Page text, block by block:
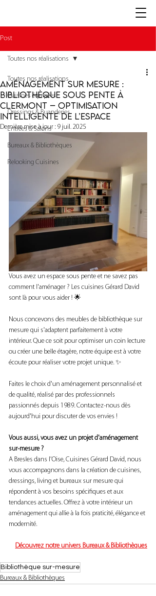
Post
Toutes nos réalisations
Cuisines équipées
Dressings & Buanderies
Entrées & Salons
Bureaux & Bibliothèques
Relooking Cuisines
Toutes nos réalisations
Aménagement sur mesure :
bibliothèque sous pente à
Clermont – Optimisation
intelligente de l’espace
Dernière mise à jour : 9 juil. 2025
Vous avez un espace sous pente et ne savez pas
comment l'aménager ? Les cuisines Gérard David
sont là pour vous aider ! 🌟
Nous concevons des meubles de bibliothèque sur
mesure qui s'adaptent parfaitement à votre
intérieur. Que ce soit pour optimiser un coin lecture
ou créer une belle étagère, notre équipe est à votre
écoute pour réaliser votre projet unique. ✨
Faites le choix d'un aménagement personnalisé et
de qualité, réalisé par des professionnels
passionnés depuis 1989. Contactez-nous dès
aujourd'hui pour discuter de vos envies !
Vous aussi, vous avez un projet d'aménagement
sur-mesure ?
A Bresles dans l'Oise, Cuisines Gérard David, nous
vous accompagnons dans la création de cuisines,
dressings, living et bureaux sur mesure qui
répondent à vos besoins spécifiques et aux
tendances actuelles. Offrez à votre intérieur un
aménagement qui allie à la fois praticité, élégance et
modernité.
Découvrez notre univers Bureaux & Bibliothèques
Bibliothèque sur-mesure
Bureaux & Bibliothèques